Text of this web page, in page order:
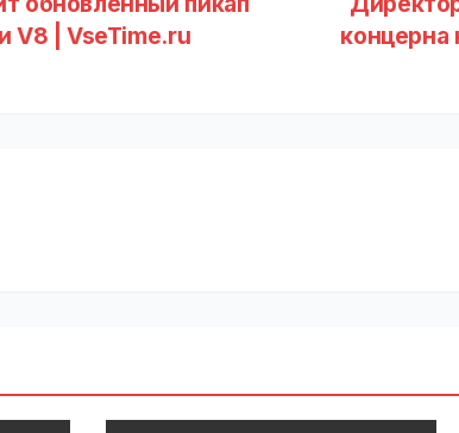
концерна
V8 | VseTime.ru